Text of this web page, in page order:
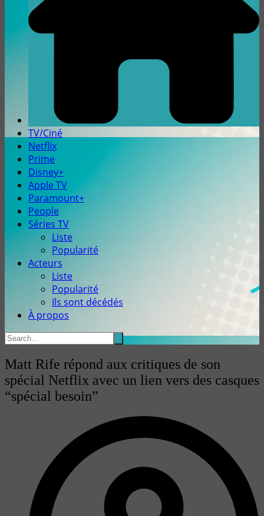
TV/Ciné
Netflix
Prime
Disney+
Apple TV
Paramount+
People
Séries TV
Liste
Popularité
Acteurs
Liste
Popularité
Ils sont décédés
À propos
Matt Rife répond aux critiques de son
spécial Netflix avec un lien vers des casques
“spécial besoin”